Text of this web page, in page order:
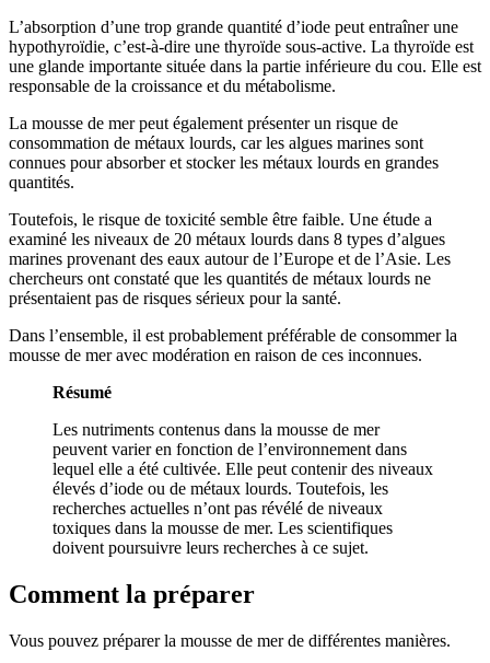
L’absorption d’une trop grande quantité d’iode peut entraîner une
hypothyroïdie, c’est-à-dire une thyroïde sous-active. La thyroïde est
une glande importante située dans la partie inférieure du cou. Elle est
responsable de la croissance et du métabolisme.
La mousse de mer peut également présenter un risque de
consommation de métaux lourds, car les algues marines sont
connues pour absorber et stocker les métaux lourds en grandes
quantités.
Toutefois, le risque de toxicité semble être faible. Une étude a
examiné les niveaux de 20 métaux lourds dans 8 types d’algues
marines provenant des eaux autour de l’Europe et de l’Asie. Les
chercheurs ont constaté que les quantités de métaux lourds ne
présentaient pas de risques sérieux pour la santé.
Dans l’ensemble, il est probablement préférable de consommer la
mousse de mer avec modération en raison de ces inconnues.
Résumé
Les nutriments contenus dans la mousse de mer
peuvent varier en fonction de l’environnement dans
lequel elle a été cultivée. Elle peut contenir des niveaux
élevés d’iode ou de métaux lourds. Toutefois, les
recherches actuelles n’ont pas révélé de niveaux
toxiques dans la mousse de mer. Les scientifiques
doivent poursuivre leurs recherches à ce sujet.
Comment la préparer
Vous pouvez préparer la mousse de mer de différentes manières.